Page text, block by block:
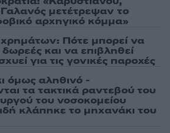
Γαλανός μετέτρεψαν το
αρχηγικό κόμμα»
Πότε μπορεί να
και να επιβληθεί
για τις γονικές παροχές
όμως αληθινό -
τα τακτικά ραντεβού του
του νοσοκομείου
κλάπηκε το μηχανάκι του